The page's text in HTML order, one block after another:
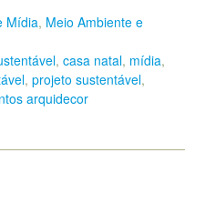
Mídia, Meio Ambiente e
, casa natal, mídia,
, projeto sustentável,
arquidecor